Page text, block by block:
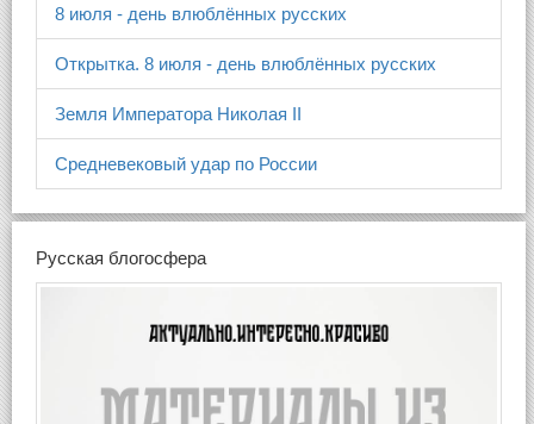
8 июля - день влюблённых русских
Открытка. 8 июля - день влюблённых русских
Земля Императора Николая II
Средневековый удар по России
Русская блогосфера